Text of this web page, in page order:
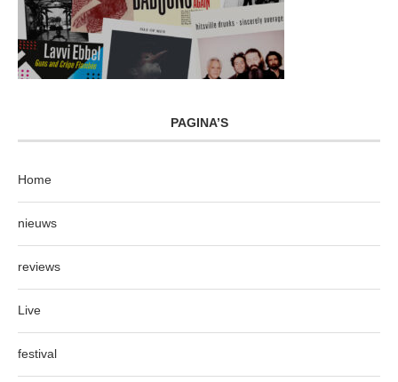
PAGINA’S
Home
nieuws
reviews
Live
festival